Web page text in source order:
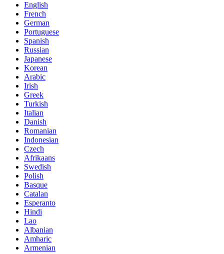
English
French
German
Portuguese
Spanish
Russian
Japanese
Korean
Arabic
Irish
Greek
Turkish
Italian
Danish
Romanian
Indonesian
Czech
Afrikaans
Swedish
Polish
Basque
Catalan
Esperanto
Hindi
Lao
Albanian
Amharic
Armenian